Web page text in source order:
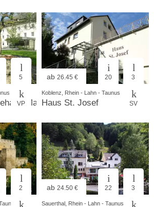
5
VPMarienau
ab 26.45 € 20 3
SV
Koblenz, Rhein - Lahn - Taunus
Haus St. Josef
2 ab 24.50 € 22 3
Sauerthal, Rhein - Lahn - Taunus